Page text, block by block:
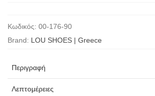
Κωδικός: 00-176-90
Brand: LOU SHOES | Greece
Περιγραφή
Λεπτομέρειες